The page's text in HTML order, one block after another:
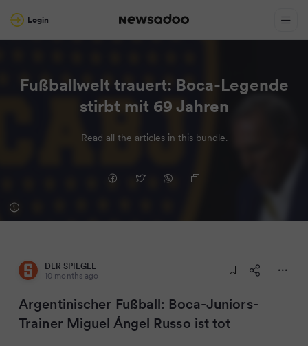
Login
Fußballwelt trauert: Boca-Legende
stirbt mit 69 Jahren
Read all the articles in this bundle.
DER SPIEGEL
10 months ago
Argentinischer Fußball: Boca-Juniors-
Trainer Miguel Ángel Russo ist tot